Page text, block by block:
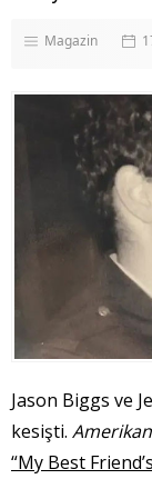
Magazin
Jason Biggs ve
kesişti.
“My Best